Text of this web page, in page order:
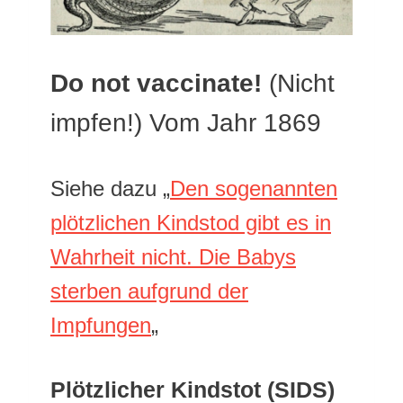
Do not vaccinate! (Nicht
impfen!) Vom Jahr 1869
Siehe dazu „Den sogenannten
plötzlichen Kindstod gibt es in
Wahrheit nicht. Die Babys
sterben aufgrund der
Impfungen„
Plötzlicher Kindstot (SIDS)